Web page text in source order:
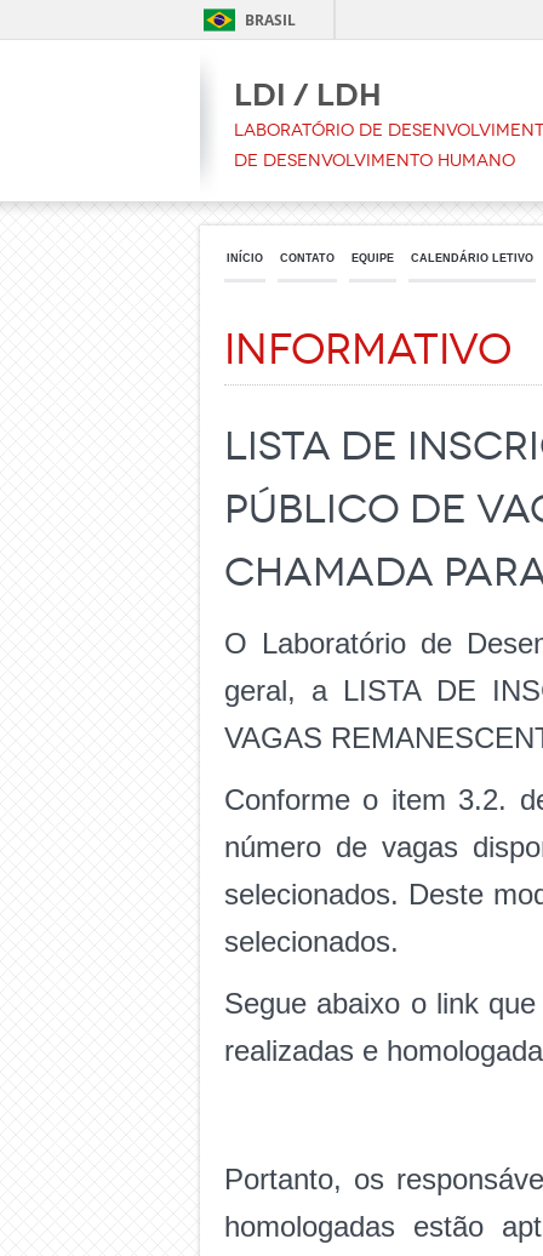
BRASIL
LDI / LDH
Laboratório de
de Desenvolvimento Humano
INÍCIO CONTATO EQUIPE CALENDÁRIO LETIVO
Informativo
Lista de
Público de
chamada
O Laboratório de
geral, a LISTA DE
VAGAS
Conforme o item 3.2.
número de vagas
selecionados. Deste
selecionados.
Segue abaixo o link
realizadas e
Portanto, os
homologadas estão